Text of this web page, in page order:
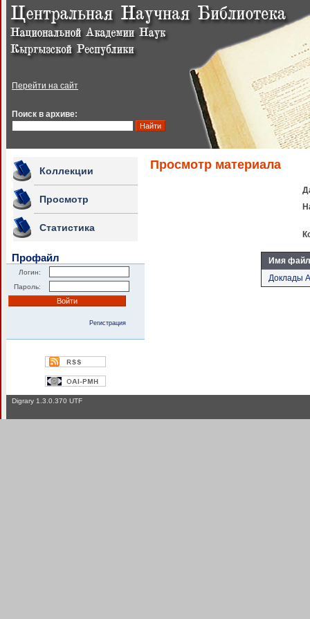
Перейти на сайт
Поиск в архиве:
Коллекции
Просмотр
Статистика
Профайл
Логин:
Пароль:
Регистрация
Просмотр материала
Имя
Доклады
Digrary 1.3.0.370 UTF